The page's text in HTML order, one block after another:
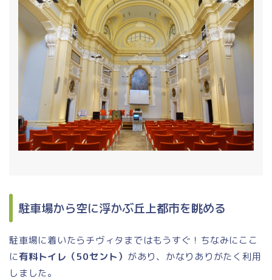
駐車場から空に浮かぶ丘上都市を眺める
駐車場に着いたらチヴィタまではもうすぐ！ちなみにここ
に有料トイレ（50セント） があり、かなりありがたく利用
しました。